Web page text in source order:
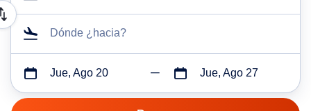
Dónde ¿hacia?
Jue, Ago 20 Jue, Ago 27